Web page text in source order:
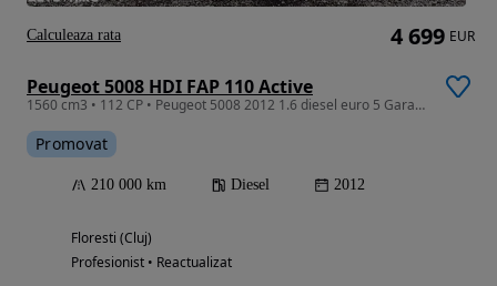
Peugeot 5008 HDI FAP 110 Active
1560 cm3 • 112 CP • Peugeot 5008 2012 1.6 diesel euro 5 Garantie/Rate
Promovat
210 000 km Diesel 2012
Floresti (Cluj)
Profesionist • Reactualizat
4 699 EUR
Calculeaza rata